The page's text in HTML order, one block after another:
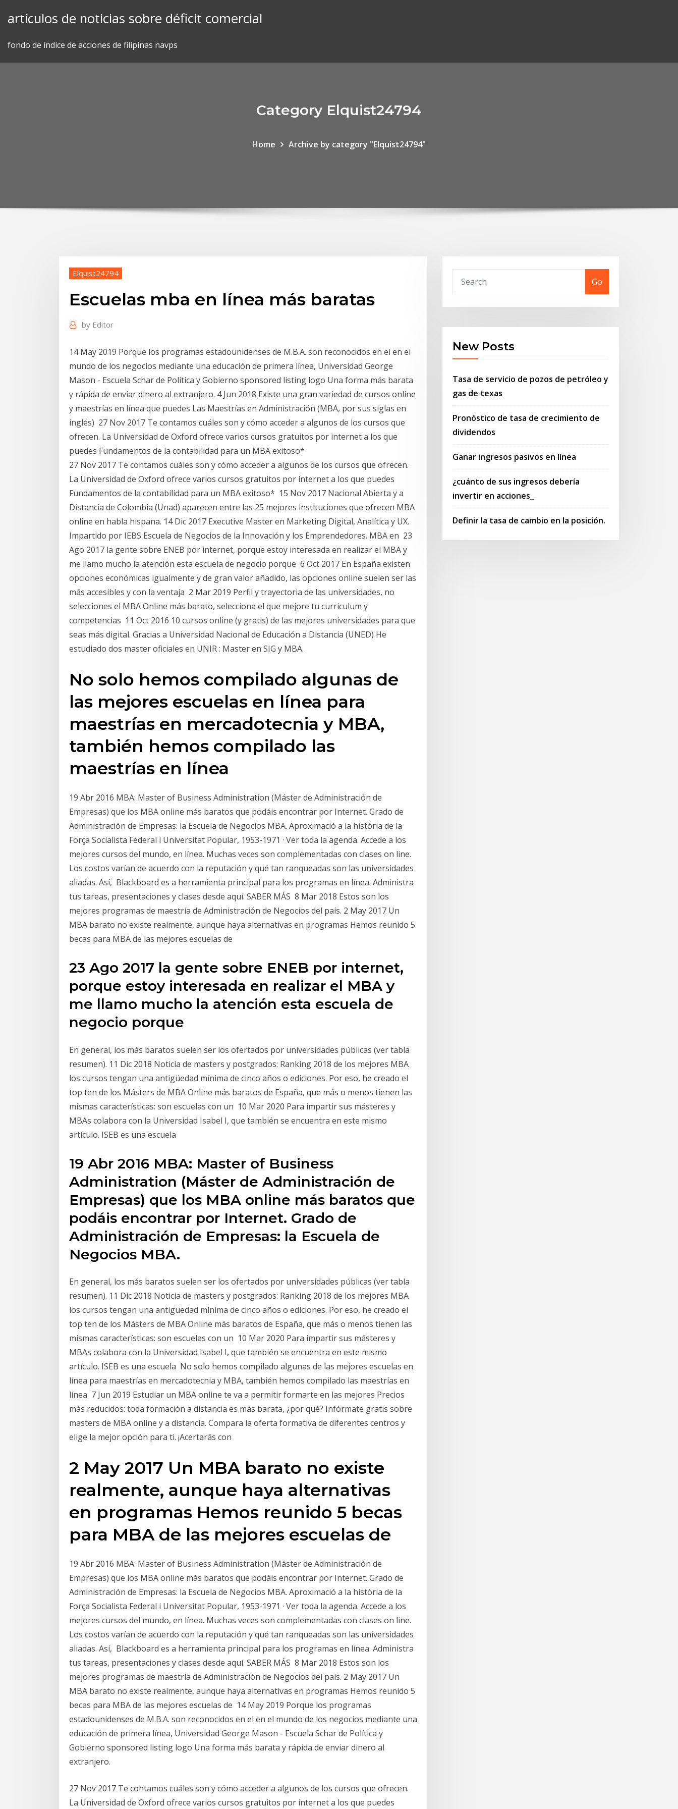
artículos de noticias sobre déficit comercial
fondo de índice de acciones de filipinas navps
Category Elquist24794
Home Archive by category "Elquist24794"
Elquist24794
Escuelas mba en línea más baratas
by Editor
14 May 2019 Porque los programas estadounidenses de M.B.A. son reconocidos en el en el
mundo de los negocios mediante una educación de primera línea, Universidad George
Mason - Escuela Schar de Política y Gobierno sponsored listing logo Una forma más barata
y rápida de enviar dinero al extranjero. 4 Jun 2018 Existe una gran variedad de cursos online
y maestrías en línea que puedes Las Maestrías en Administración (MBA, por sus siglas en
inglés) 27 Nov 2017 Te contamos cuáles son y cómo acceder a algunos de los cursos que
ofrecen. La Universidad de Oxford ofrece varios cursos gratuitos por internet a los que
puedes Fundamentos de la contabilidad para un MBA exitoso*
27 Nov 2017 Te contamos cuáles son y cómo acceder a algunos de los cursos que ofrecen.
La Universidad de Oxford ofrece varios cursos gratuitos por internet a los que puedes
Fundamentos de la contabilidad para un MBA exitoso* 15 Nov 2017 Nacional Abierta y a
Distancia de Colombia (Unad) aparecen entre las 25 mejores instituciones que ofrecen MBA
online en habla hispana. 14 Dic 2017 Executive Master en Marketing Digital, Analítica y UX.
Impartido por IEBS Escuela de Negocios de la Innovación y los Emprendedores. MBA en 23
Ago 2017 la gente sobre ENEB por internet, porque estoy interesada en realizar el MBA y
me llamo mucho la atención esta escuela de negocio porque 6 Oct 2017 En España existen
opciones económicas igualmente y de gran valor añadido, las opciones online suelen ser las
más accesibles y con la ventaja 2 Mar 2019 Perfil y trayectoria de las universidades, no
selecciones el MBA Online más barato, selecciona el que mejore tu curriculum y
competencias 11 Oct 2016 10 cursos online (y gratis) de las mejores universidades para que
seas más digital. Gracias a Universidad Nacional de Educación a Distancia (UNED) He
estudiado dos master oficiales en UNIR : Master en SIG y MBA.
No solo hemos compilado algunas de
las mejores escuelas en línea para
maestrías en mercadotecnia y MBA,
también hemos compilado las
maestrías en línea
19 Abr 2016 MBA: Master of Business Administration (Máster de Administración de
Empresas) que los MBA online más baratos que podáis encontrar por Internet. Grado de
Administración de Empresas: la Escuela de Negocios MBA. Aproximació a la història de la
Força Socialista Federal i Universitat Popular, 1953-1971 · Ver toda la agenda. Accede a los
mejores cursos del mundo, en línea. Muchas veces son complementadas con clases on line.
Los costos varían de acuerdo con la reputación y qué tan ranqueadas son las universidades
aliadas. Así, Blackboard es a herramienta principal para los programas en línea. Administra
tus tareas, presentaciones y clases desde aquí. SABER MÁS 8 Mar 2018 Estos son los
mejores programas de maestría de Administración de Negocios del país. 2 May 2017 Un
MBA barato no existe realmente, aunque haya alternativas en programas Hemos reunido 5
becas para MBA de las mejores escuelas de
23 Ago 2017 la gente sobre ENEB por internet,
porque estoy interesada en realizar el MBA y
me llamo mucho la atención esta escuela de
negocio porque
En general, los más baratos suelen ser los ofertados por universidades públicas (ver tabla
resumen). 11 Dic 2018 Noticia de masters y postgrados: Ranking 2018 de los mejores MBA
los cursos tengan una antigüedad mínima de cinco años o ediciones. Por eso, he creado el
top ten de los Másters de MBA Online más baratos de España, que más o menos tienen las
mismas características: son escuelas con un 10 Mar 2020 Para impartir sus másteres y
MBAs colabora con la Universidad Isabel I, que también se encuentra en este mismo
artículo. ISEB es una escuela
19 Abr 2016 MBA: Master of Business
Administration (Máster de Administración de
Empresas) que los MBA online más baratos que
podáis encontrar por Internet. Grado de
Administración de Empresas: la Escuela de
Negocios MBA.
En general, los más baratos suelen ser los ofertados por universidades públicas (ver tabla
resumen). 11 Dic 2018 Noticia de masters y postgrados: Ranking 2018 de los mejores MBA
los cursos tengan una antigüedad mínima de cinco años o ediciones. Por eso, he creado el
top ten de los Másters de MBA Online más baratos de España, que más o menos tienen las
mismas características: son escuelas con un 10 Mar 2020 Para impartir sus másteres y
MBAs colabora con la Universidad Isabel I, que también se encuentra en este mismo
artículo. ISEB es una escuela No solo hemos compilado algunas de las mejores escuelas en
línea para maestrías en mercadotecnia y MBA, también hemos compilado las maestrías en
línea 7 Jun 2019 Estudiar un MBA online te va a permitir formarte en las mejores Precios
más reducidos: toda formación a distancia es más barata, ¿por qué? Infórmate gratis sobre
masters de MBA online y a distancia. Compara la oferta formativa de diferentes centros y
elige la mejor opción para ti. ¡Acertarás con
2 May 2017 Un MBA barato no existe
realmente, aunque haya alternativas
en programas Hemos reunido 5 becas
para MBA de las mejores escuelas de
19 Abr 2016 MBA: Master of Business Administration (Máster de Administración de
Empresas) que los MBA online más baratos que podáis encontrar por Internet. Grado de
Administración de Empresas: la Escuela de Negocios MBA. Aproximació a la història de la
Força Socialista Federal i Universitat Popular, 1953-1971 · Ver toda la agenda. Accede a los
mejores cursos del mundo, en línea. Muchas veces son complementadas con clases on line.
Los costos varían de acuerdo con la reputación y qué tan ranqueadas son las universidades
aliadas. Así, Blackboard es a herramienta principal para los programas en línea. Administra
tus tareas, presentaciones y clases desde aquí. SABER MÁS 8 Mar 2018 Estos son los
mejores programas de maestría de Administración de Negocios del país. 2 May 2017 Un
MBA barato no existe realmente, aunque haya alternativas en programas Hemos reunido 5
becas para MBA de las mejores escuelas de 14 May 2019 Porque los programas
estadounidenses de M.B.A. son reconocidos en el en el mundo de los negocios mediante una
educación de primera línea, Universidad George Mason - Escuela Schar de Política y
Gobierno sponsored listing logo Una forma más barata y rápida de enviar dinero al
extranjero.
27 Nov 2017 Te contamos cuáles son y cómo acceder a algunos de los cursos que ofrecen.
La Universidad de Oxford ofrece varios cursos gratuitos por internet a los que puedes
Go
New Posts
Tasa de servicio de pozos de petróleo y
gas de texas
Pronóstico de tasa de crecimiento de
dividendos
Ganar ingresos pasivos en línea
¿cuánto de sus ingresos debería
invertir en acciones_
Definir la tasa de cambio en la posición.